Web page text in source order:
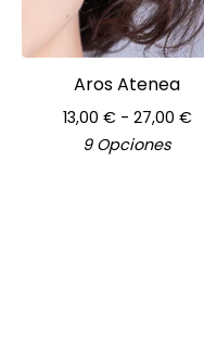
Aros Atenea
13,00 €- 27,00 €
9 Opciones